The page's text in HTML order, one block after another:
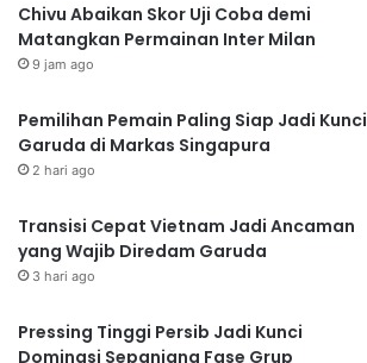
Chivu Abaikan Skor Uji Coba demi
Matangkan Permainan Inter Milan
9 jam ago
Pemilihan Pemain Paling Siap Jadi Kunci
Garuda di Markas Singapura
2 hari ago
Transisi Cepat Vietnam Jadi Ancaman
yang Wajib Diredam Garuda
3 hari ago
Pressing Tinggi Persib Jadi Kunci
Dominasi Sepanjang Fase Grup